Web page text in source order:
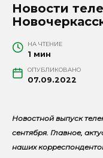
Новости
НА ЧТЕНИЕ
1 мин
ОПУБЛИКОВАНО
07.09.2022
Новостной выпуск
сентября. Главное,
наших